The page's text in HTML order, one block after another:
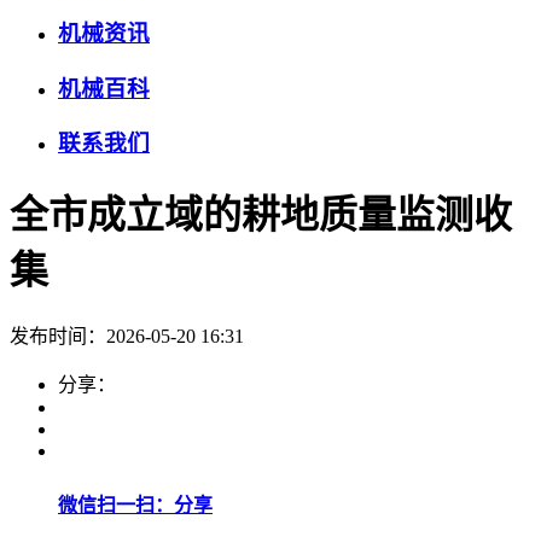
机械资讯
机械百科
联系我们
全市成立域的耕地质量监测收
集
发布时间：2026-05-20 16:31
分享：
微信扫一扫：分享